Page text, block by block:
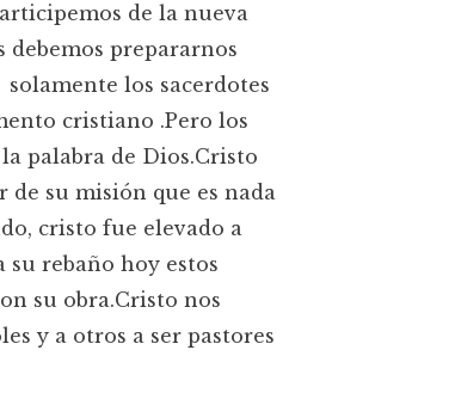
de la nueva
debemos prepararnos
los sacerdotes
cristiano .Pero los
palabra de Dios.Cristo
de su misión que es nada
cristo fue elevado a
su rebaño hoy estos
su obra.Cristo nos
y a otros a ser pastores